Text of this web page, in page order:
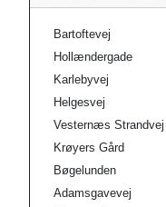
Bartoftevej
Hollændergade
Karlebyvej
Helgesvej
Vesternæs Strandvej
Krøyers Gård
Bøgelunden
Adamsgavevej